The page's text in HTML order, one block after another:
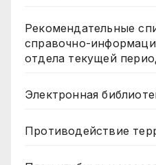
Рекомендательные
справочно-
отдела текущей
Электронная
Противодействие